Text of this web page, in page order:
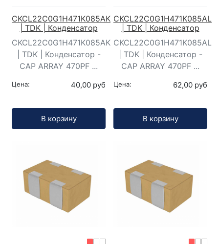
CKCL22C0G1H471K085AK
| TDK | Конденсатор
CKCL22C0G1H471K085AK
| TDK | Конденсатор -
CAP ARRAY 470PF ...
Цена: 40,00 руб
В корзину
CKCL22C0G1H471K085AL
| TDK | Конденсатор
CKCL22C0G1H471K085AL
| TDK | Конденсатор -
CAP ARRAY 470PF ...
Цена: 62,00 руб
В корзину